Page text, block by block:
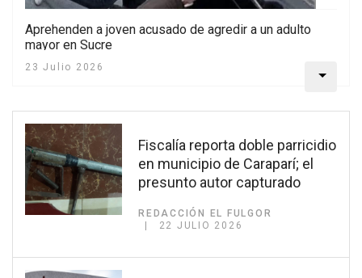
Aprehenden a joven acusado de agredir a un adulto
mayor en Sucre
23 Julio 2026
Fiscalía reporta doble parricidio
en municipio de Caraparí; el
presunto autor capturado
REDACCIÓN EL FULGOR
22 JULIO 2026